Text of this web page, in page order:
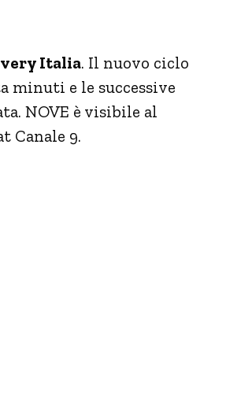
Italia. Il nuovo ciclo
minuti e le successive
NOVE è visibile al
Canale 9.